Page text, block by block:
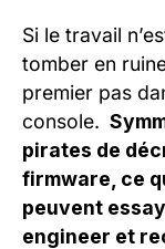
Si le travail
tomber en
premier pas
console.
pirates de
firmware, ce
peuvent
engineer et